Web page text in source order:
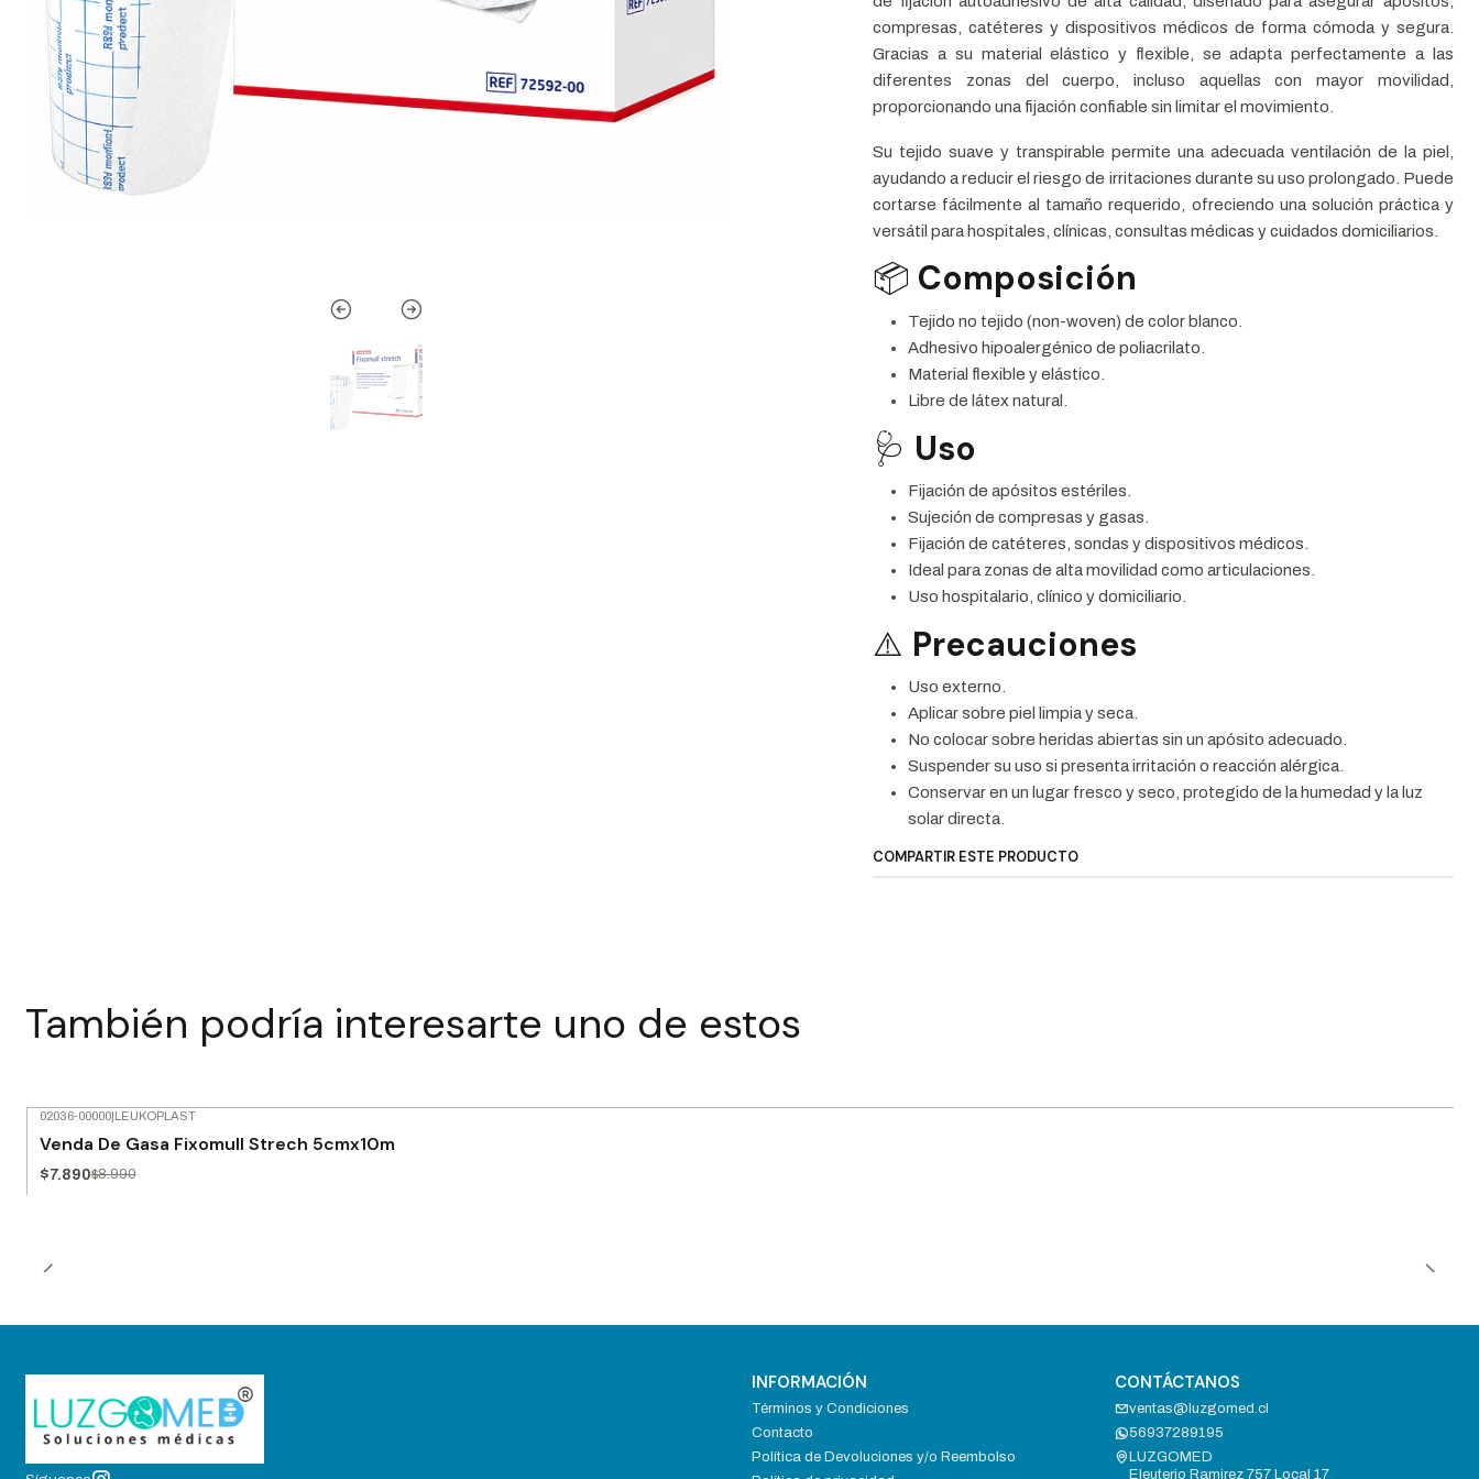
compresas, catéteres y dispositivos médicos de forma cómoda y segura.
Gracias a su material elástico y flexible, se adapta perfectamente a las
diferentes zonas del cuerpo, incluso aquellas con mayor movilidad,
proporcionando una fijación confiable sin limitar el movimiento.
Su tejido suave y transpirable permite una adecuada ventilación de la piel,
ayudando a reducir el riesgo de irritaciones durante su uso prolongado. Puede
cortarse fácilmente al tamaño requerido, ofreciendo una solución práctica y
versátil para hospitales, clínicas, consultas médicas y cuidados domiciliarios.
📦 Composición
Tejido no tejido (non-woven) de color blanco.
Adhesivo hipoalergénico de poliacrilato.
Material flexible y elástico.
Libre de látex natural.
🩺 Uso
Fijación de apósitos estériles.
Sujeción de compresas y gasas.
Fijación de catéteres, sondas y dispositivos médicos.
Ideal para zonas de alta movilidad como articulaciones.
Uso hospitalario, clínico y domiciliario.
⚠️ Precauciones
Uso externo.
Aplicar sobre piel limpia y seca.
No colocar sobre heridas abiertas sin un apósito adecuado.
Suspender su uso si presenta irritación o reacción alérgica.
Conservar en un lugar fresco y seco, protegido de la humedad y la luz
solar directa.
COMPARTIR ESTE PRODUCTO
También podría interesarte uno de estos
02036-00000|LEUKOPLAST
Venda De Gasa Fixomull Strech 5cmx10m
$7.890$8.990
INFORMACIÓN
Términos y Condiciones
Contacto
Política de Devoluciones y/o Reembolso
CONTÁCTANOS
ventas@luzgomed.cl
56937289195
LUZGOMED
Eleuterio Ramirez 757 Local 17